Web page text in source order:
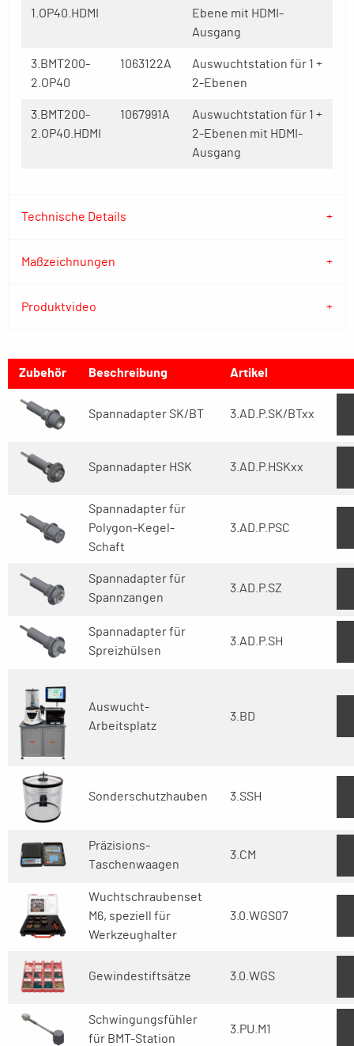
1.OP40.HDMI
Ebene mit HDMI-
Ausgang
3.BMT200-
2.OP40
1063122A
Auswuchtstation für 1 +
2-Ebenen
3.BMT200-
2.OP40.HDMI
1067991A
Auswuchtstation für 1 +
2-Ebenen mit HDMI-
Ausgang
Technische Details
Maßzeichnungen
Produktvideo
Zubehör Beschreibung Artikel
Spannadapter SK/BT 3.AD.P.SK/BTxx
Spannadapter HSK 3.AD.P.HSKxx
Spannadapter für
Polygon-Kegel-
Schaft
3.AD.P.PSC
Spannadapter für
Spannzangen
3.AD.P.SZ
Spannadapter für
Spreizhülsen
3.AD.P.SH
Auswucht-
Arbeitsplatz
3.BD
Sonderschutzhauben 3.SSH
Präzisions-
Taschenwaagen
3.CM
Wuchtschraubenset
M6, speziell für
Werkzeughalter
3.0.WGS07
Gewindestiftsätze 3.0.WGS
Schwingungsfühler
für BMT-Station
3.PU.M1